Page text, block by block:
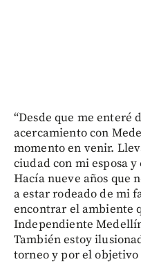
“Desde que me enteré
acercamiento con
momento en venir.
ciudad con mi esposa
Hacía nueve años que
a estar rodeado de mi
encontrar el ambiente
Independiente
También estoy
torneo y por el objetivo